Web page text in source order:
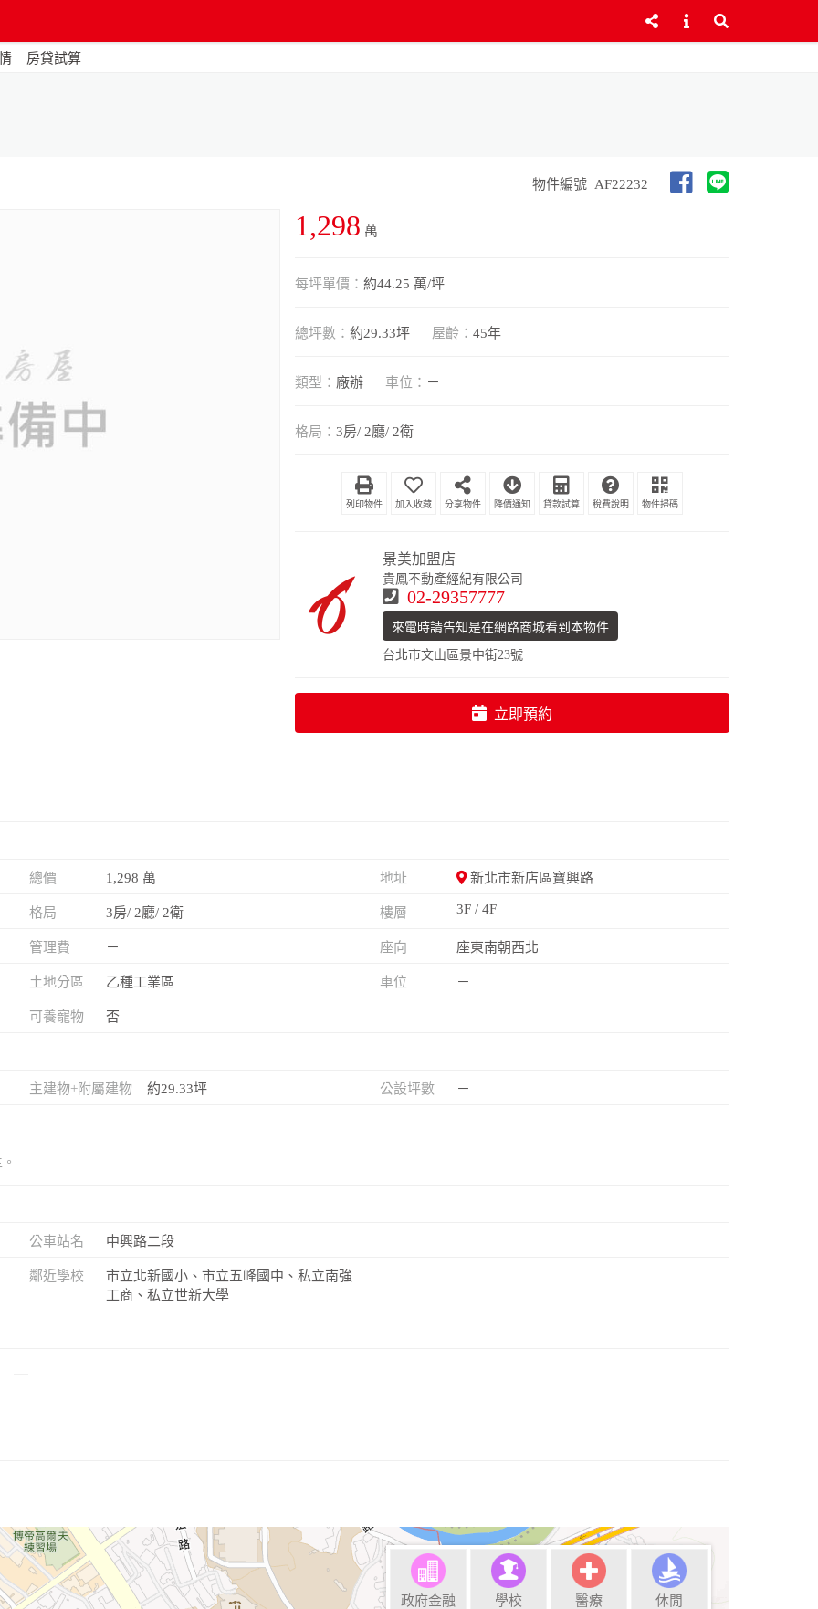
房貸試算
物件編號 AF22232
1,298 萬
每坪單價： 約44.25 萬/坪
總坪數： 約29.33坪 屋齡： 45年
類型： 廠辦 車位： －
格局： 3房/ 2廳/ 2衛
列印物件 分享物件 降價通知 貸款試算 稅費說明 物件掃碼
景美加盟店
貴鳳不動產經紀有限公司
02-29357777
來電時請告知是在網路商城看到本物件
台北市文山區景中街23號
立即預約
總價 1,298 萬 地址 新北市新店區寶興路
格局 3房/ 2廳/ 2衛 樓層 3F / 4F
管理費 － 座向 座東南朝西北
土地分區 乙種工業區 車位 －
可養寵物 否
主建物+附屬建物 約29.33坪 公設坪數 －
公車站名 中興路二段
鄰近學校
市立北新國小、市立五峰國中、私立南強
工商、私立世新大學
政府金融 學校 醫療 休閒